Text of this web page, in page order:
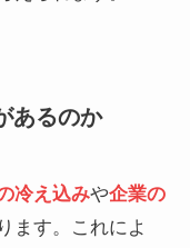
あるのか
冷え込みや企業の
ます。​これによ